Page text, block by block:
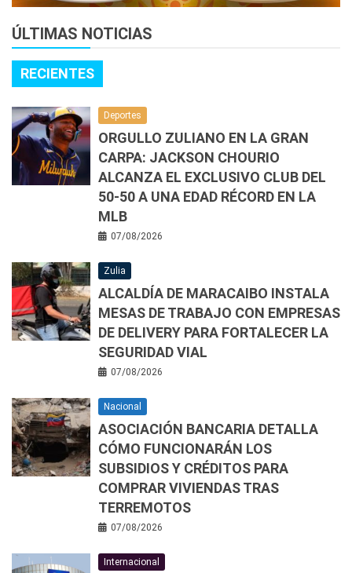
ÚLTIMAS NOTICIAS
RECIENTES
Deportes
ORGULLO ZULIANO EN LA GRAN
CARPA: JACKSON CHOURIO
ALCANZA EL EXCLUSIVO CLUB DEL
50-50 A UNA EDAD RÉCORD EN LA
MLB
07/08/2026
Zulia
ALCALDÍA DE MARACAIBO INSTALA
MESAS DE TRABAJO CON EMPRESAS
DE DELIVERY PARA FORTALECER LA
SEGURIDAD VIAL
07/08/2026
Nacional
ASOCIACIÓN BANCARIA DETALLA
CÓMO FUNCIONARÁN LOS
SUBSIDIOS Y CRÉDITOS PARA
COMPRAR VIVIENDAS TRAS
TERREMOTOS
07/08/2026
Internacional